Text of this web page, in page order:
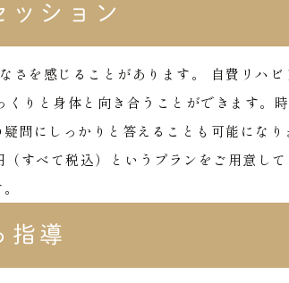
ッション
さを感じることがあります。
自費リハビ
りと身体と向き合うことができます。時
問にしっかりと答えることも可能になり
すべて税込）というプランをご用意して
指導